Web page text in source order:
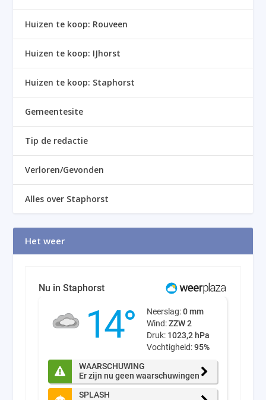
Huizen te koop: Rouveen
Huizen te koop: IJhorst
Huizen te koop: Staphorst
Gemeentesite
Tip de redactie
Verloren/Gevonden
Alles over Staphorst
Het weer